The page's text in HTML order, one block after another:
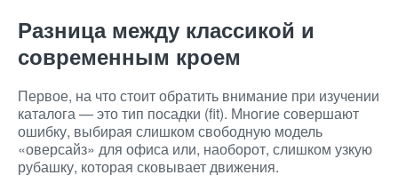
Разница между классикой и
современным кроем
Первое, на что стоит обратить внимание при изучении
каталога — это тип посадки (fit). Многие совершают
ошибку, выбирая слишком свободную модель
«оверсайз» для офиса или, наоборот, слишком узкую
рубашку, которая сковывает движения.